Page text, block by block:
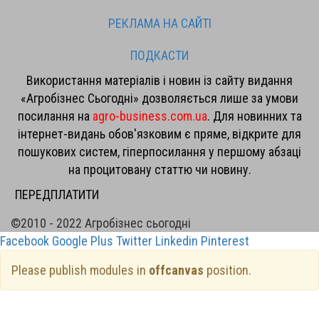
РЕКЛАМА НА САЙТІ
ПОДКАСТИ
Використання матеріалів і новин із сайту видання
«Агробізнес Сьогодні» дозволяється лише за умови
посилання на agro-business.com.ua. Для новинних та
інтернет-видань обов'язковим є пряме, відкрите для
пошукових систем, гіперпосилання у першому абзаці
на процитовану статтю чи новину.
ПЕРЕДПЛАТИТИ
©2010 - 2022 Агробізнес сьогодні
Facebook Google Plus Twitter Linkedin Pinterest
Please publish modules in offcanvas position.